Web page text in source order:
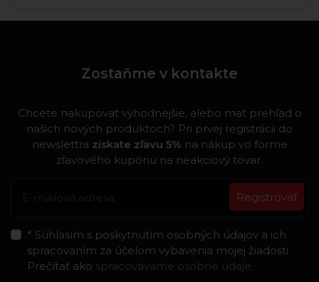
Zostaňme v kontakte
Chcete nakupovať výhodnejšie, alebo mať prehľad o
našich nových produktoch? Pri prvej registrácii do
newslettra získate zľavu 5% na nákup vo forme
zľavového kupónu na neakciový tovar.
Registrovať
* Súhlasím s poskytnutím osobných údajov a ich
spracovaním za účelom vybavenia mojej žiadosti.
Prečítať ako spracovávame osobné údaje.